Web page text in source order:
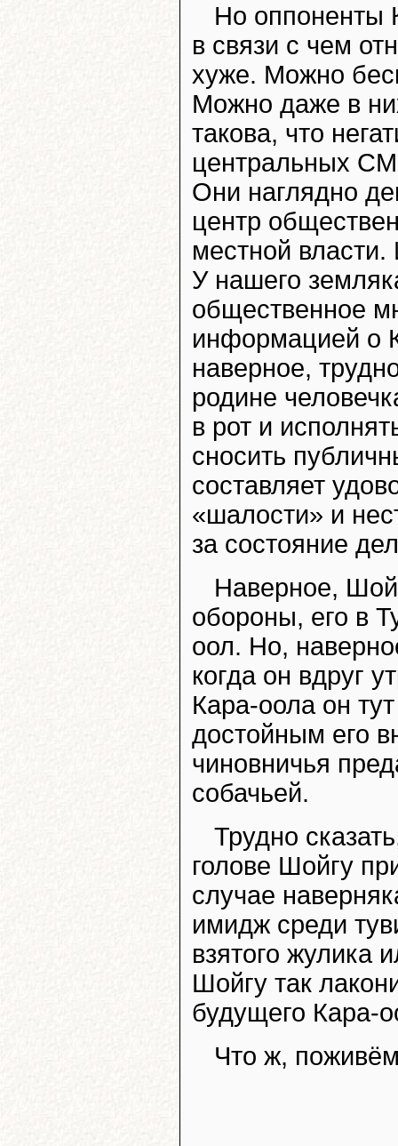
Но оппоненты
в связи с чем
хуже. Можно
Можно даже в
такова, что
центральных
Они наглядно
центр
местной власти.
У нашего
общественное
информацией о
наверное,
родине
в рот и
сносить
составляет
«шалости» и
за состояние
Наверное,
обороны, его в
оол. Но,
когда он вдруг
Кара-оола он
достойным его
чиновничья
собачьей.
Трудно
голове Шойгу
случае
имидж среди
взятого жулика
Шойгу так
будущего Кара-
Что ж,